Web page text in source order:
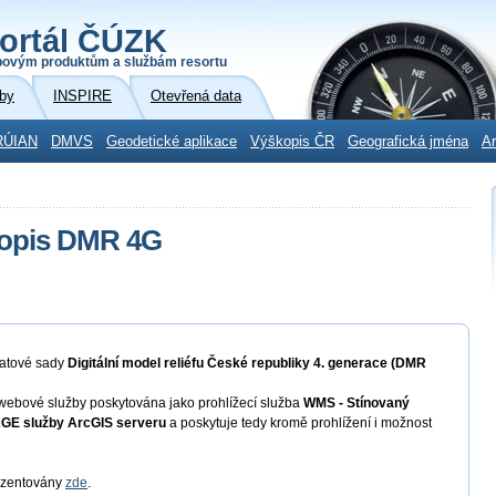
ČÚZK
produktům a službám resortu
INSPIRE Otevřená data
DMVS Geodetické aplikace Výškopis ČR Geografická jména
DMR 4G
sady Digitální model reliéfu České republiky 4. generace (DMR
služby poskytována jako prohlížecí služba WMS - Stínovaný
služby ArcGIS serveru a poskytuje tedy kromě prohlížení i možnost
zde.